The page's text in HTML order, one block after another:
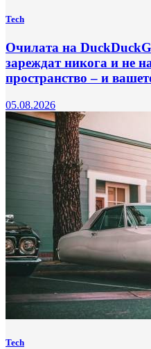
Tech
Очилата на
зареждат никога и не
пространство – и
05.08.2026
Tech